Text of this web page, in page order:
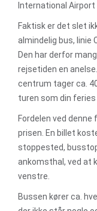
International
Faktisk er det slet
almindelig bus, linie
Den har derfor
rejsetiden en
centrum tager ca.
turen som din
Fordelen ved
prisen. En billet
stoppested,
ankomsthal, ved at
venstre.
Bussen kører ca.